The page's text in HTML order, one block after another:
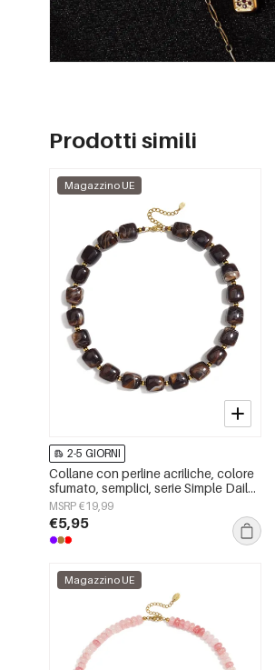
Prodotti simili
Magazzino UE
2-5 GIORNI
Collane con perline acriliche, colore
sfumato, semplici, serie Simple Daily,
gioielli da donna
MSRP €19,99
€5,95
Magazzino UE